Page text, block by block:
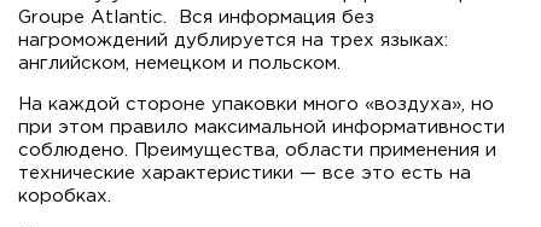
Groupe Atlantic. Вся информация без
нагромождений дублируется на трех языках:
английском, немецком и польском.
На каждой стороне упаковки много «воздуха», но
при этом правило максимальной информативности
соблюдено. Преимущества, области применения и
технические характеристики — все это есть на
коробках.